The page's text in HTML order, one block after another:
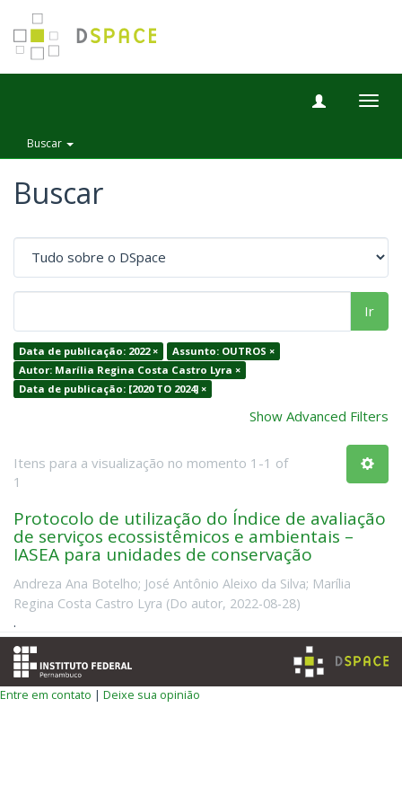
Buscar
Buscar
Ir
Data de publicação: 2022 ×
Assunto: OUTROS ×
Autor: Marília Regina Costa Castro Lyra ×
Data de publicação: [2020 TO 2024] ×
Show Advanced Filters
Itens para a visualização no momento 1-1 of
1
Protocolo de utilização do Índice de avaliação
de serviços ecossistêmicos e ambientais –
IASEA para unidades de conservação
Andreza Ana Botelho; José Antônio Aleixo da Silva; Marília
Regina Costa Castro Lyra (Do autor, 2022-08-28)
.
Entre em contato | Deixe sua opinião